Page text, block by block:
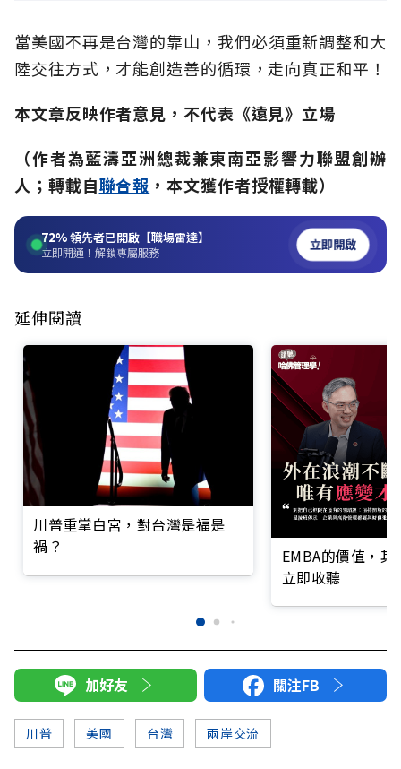
當美國不再是台灣的靠山，我們必須重新調整和大
陸交往方式，才能創造善的循環，走向真正和平！
本文章反映作者意見，不代表《遠見》立場
（作者為藍濤亞洲總裁兼東南亞影響力聯盟創辦
人；轉載自聯合報 ，本文獲作者授權轉載）
72%領先者已開啟【職場雷達】
立即開通！解鎖專屬服務 立即開啟
延伸閱讀
川普重掌白宮，對台灣是福是
禍？
EMBA的價值，
立即收聽
加好友 關注FB
川普 美國 台灣 兩岸交流